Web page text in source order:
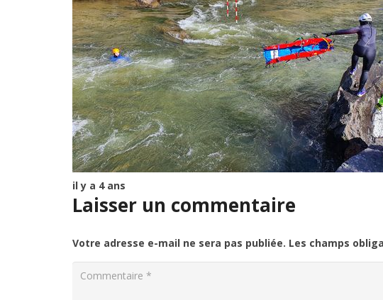
il y a 4 ans
Laisser un commentaire
Votre adresse e-mail ne sera pas publiée. Les champs